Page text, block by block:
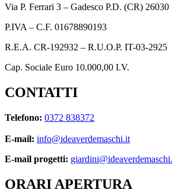
Via P. Ferrari 3 – Gadesco P.D. (CR) 26030
P.IVA – C.F. 01678890193
R.E.A. CR-192932 – R.U.O.P. IT-03-2925
Cap. Sociale Euro 10.000,00 I.V.
CONTATTI
Telefono: 0372 838372
E-mail: info@ideaverdemaschi.it
E-mail progetti:
ORARI APERTURA